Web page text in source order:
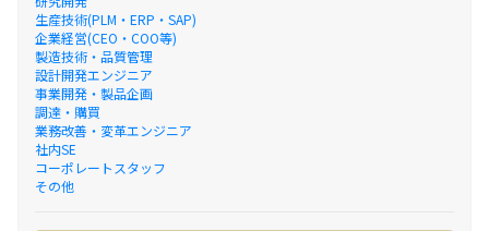
生産技術(PLM・ERP・SAP)
企業経営(CEO・COO等)
製造技術・品質管理
設計開発エンジニア
事業開発・製品企画
調達・購買
業務改善・変革エンジニア
社内SE
コーポレートスタッフ
その他